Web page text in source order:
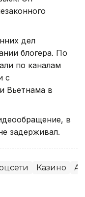
дел
блогера. По
по каналам
с
Вьетнама в
в
задерживал.
Казино